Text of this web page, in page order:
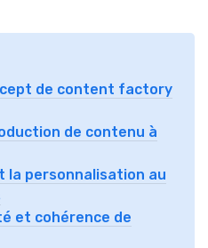
de content factory
de contenu à
la personnalisation au
et cohérence de